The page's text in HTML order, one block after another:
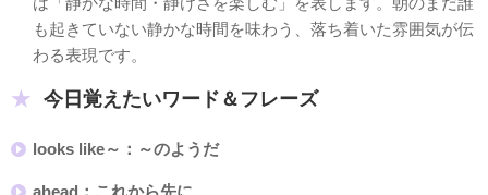
も起きていない静かな時間を味わう、落ち着いた雰囲気が伝
わる表現です。
今日覚えたいワード＆フレーズ
looks like～：～のようだ
ahead：これから先に